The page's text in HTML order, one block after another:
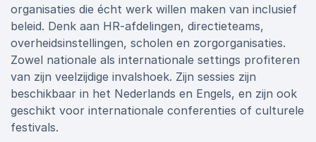
organisaties die écht werk willen maken van inclusief
beleid. Denk aan HR-afdelingen, directieteams,
overheidsinstellingen, scholen en zorgorganisaties.
Zowel nationale als internationale settings profiteren
van zijn veelzijdige invalshoek. Zijn sessies zijn
beschikbaar in het Nederlands en Engels, en zijn ook
geschikt voor internationale conferenties of culturele
festivals.